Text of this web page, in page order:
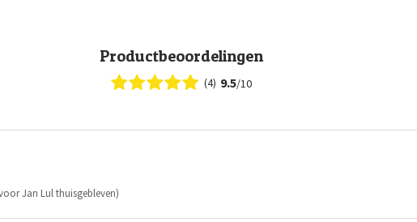
Productbeoordelingen
(4) 9.5/10
Jan Lul thuisgebleven)